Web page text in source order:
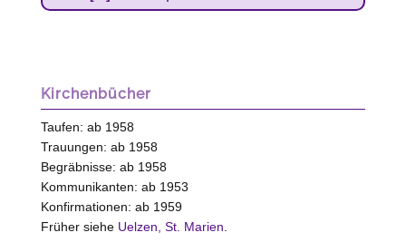
Kirchenbücher
Taufen: ab 1958
Trauungen: ab 1958
Begräbnisse: ab 1958
Kommunikanten: ab 1953
Konfirmationen: ab 1959
Früher siehe Uelzen, St. Marien